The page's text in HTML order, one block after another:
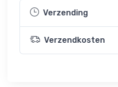
Verzending
Verzendkosten